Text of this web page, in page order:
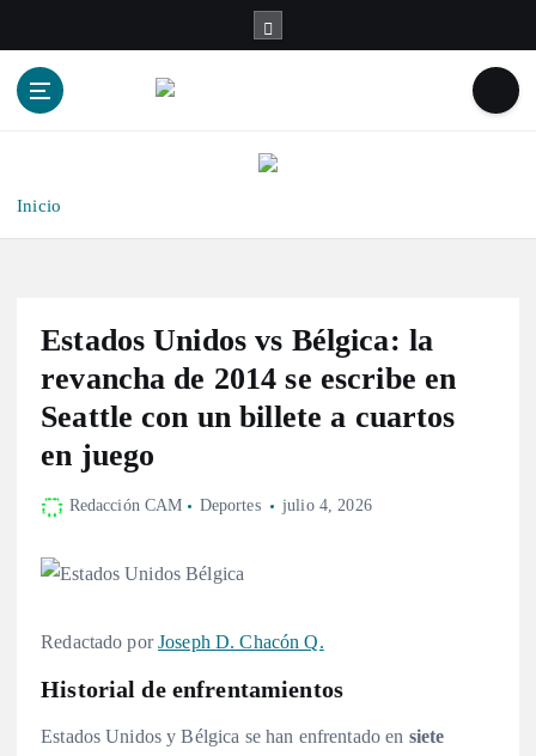
Inicio
Estados Unidos vs Bélgica: la
revancha de 2014 se escribe en
Seattle con un billete a cuartos
en juego
Redacción CAM Deportes julio 4, 2026
Redactado porJoseph D. Chacón Q.
Historial de enfrentamientos
Estados Unidos y Bélgica se han enfrentado en siete